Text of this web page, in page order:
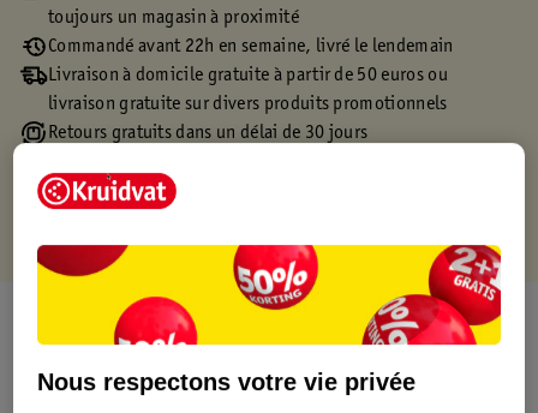
toujours un magasin à proximité
Commandé avant 22h en semaine, livré le lendemain
Livraison à domicile gratuite à partir de 50 euros ou
livraison gratuite sur divers produits promotionnels
Retours gratuits dans un délai de 30 jours
À propos de ce produit
Informations relatives au produit
Nous respectons votre vie privée